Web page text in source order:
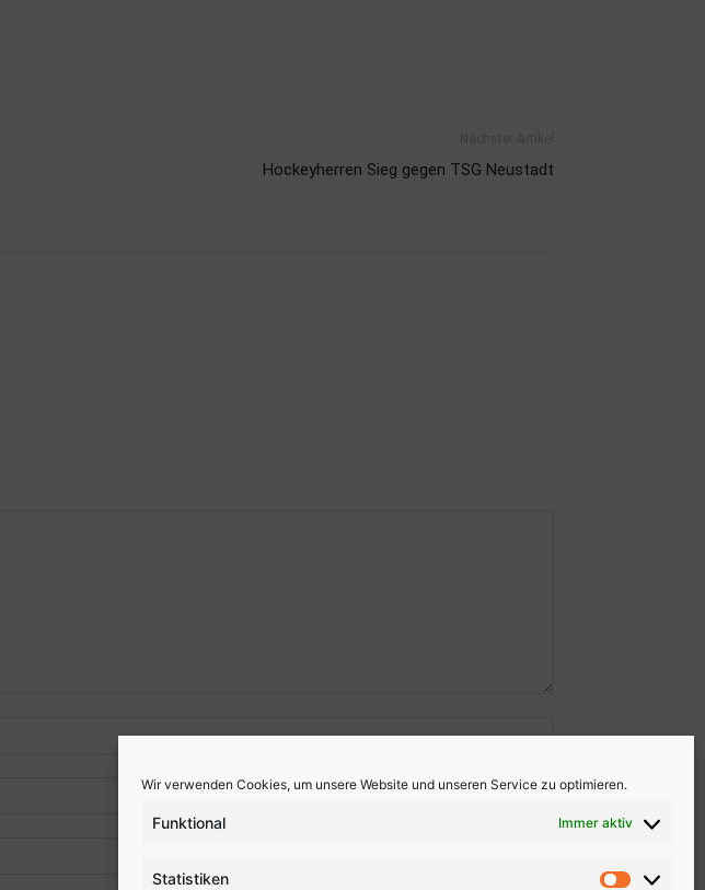
Wir verwenden Cookies, um unsere Website und unseren Service zu optimieren.
Funktional Immer aktiv
Statistiken
Hockeyherren Sieg gegen TSG Neustadt